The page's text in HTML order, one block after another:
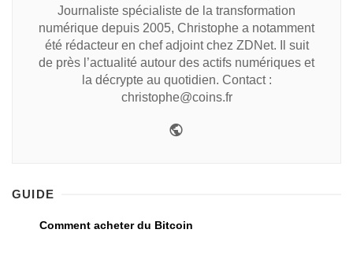
Journaliste spécialiste de la transformation
numérique depuis 2005, Christophe a notamment
été rédacteur en chef adjoint chez ZDNet. Il suit
de près l’actualité autour des actifs numériques et
la décrypte au quotidien. Contact :
christophe@coins.fr
GUIDE
Comment acheter du Bitcoin